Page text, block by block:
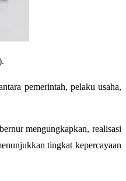
pemerintah, pelaku usaha,
mengungkapkan, realisasi
tingkat kepercayaan